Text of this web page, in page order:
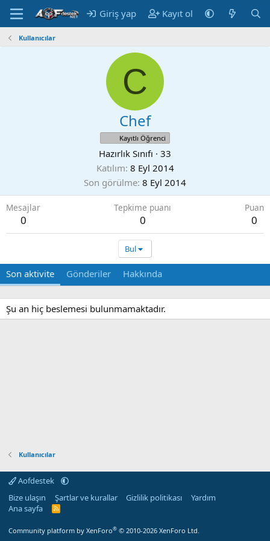
Giriş yap Kayıt ol
Kullanıcılar
C
Chef
Kayıtlı Öğrenci
Hazırlık Sınıfı · 33
Katılım 8 Eyl 2014
Son görülme 8 Eyl 2014
Mesajlar
0
Tepkime puanı
0
Puan
0
Bul
Son aktivite Gönderiler Hakkında
Şu an hiç beslemesi bulunmamaktadır.
Kullanıcılar
Aofdestek
Bize ulaşın
Şartlar ve kurallar Gizlilik politikası
Yardım
Ana sayfa
R
Community platform by XenForo® © 2010-2026 XenForo Ltd.